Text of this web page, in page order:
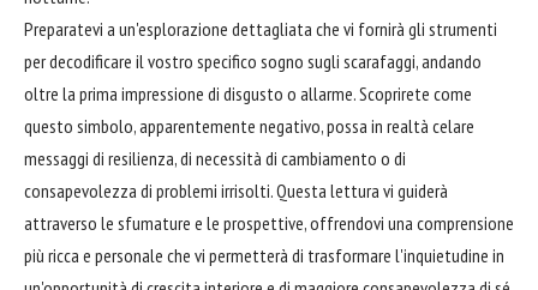
Preparatevi a un'esplorazione dettagliata che vi fornirà gli strumenti
per decodificare il vostro specifico sogno sugli scarafaggi, andando
oltre la prima impressione di disgusto o allarme. Scoprirete come
questo simbolo, apparentemente negativo, possa in realtà celare
messaggi di resilienza, di necessità di cambiamento o di
consapevolezza di problemi irrisolti. Questa lettura vi guiderà
attraverso le sfumature e le prospettive, offrendovi una comprensione
più ricca e personale che vi permetterà di trasformare l'inquietudine in